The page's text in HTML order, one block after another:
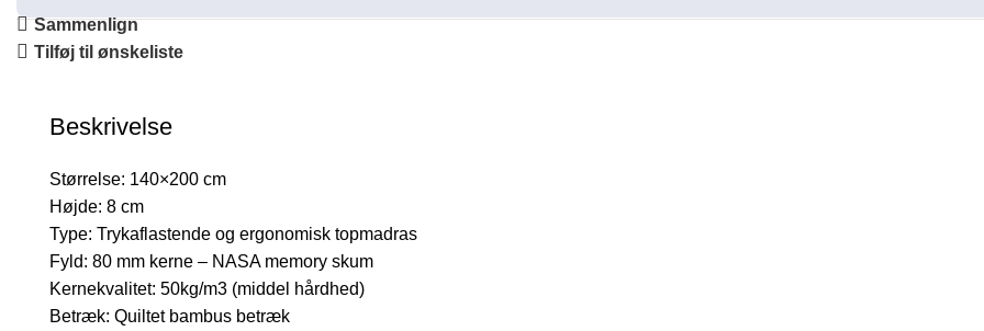
var:
er:
Sammenlign
Tilføj til ønskeliste
Beskrivelse
Størrelse: 140×200 cm
Højde: 8 cm
Type: Trykaflastende og ergonomisk topmadras
Fyld: 80 mm kerne – NASA memory skum
Kernekvalitet: 50kg/m3 (middel hårdhed)
Betræk: Quiltet bambus betræk